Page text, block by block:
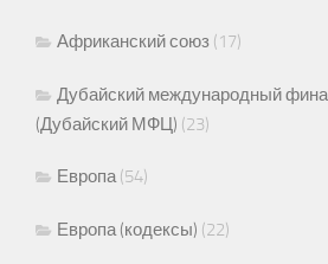
Африканский союз (17)
Дубайский международный
(Дубайский МФЦ) (23)
Европа(54)
Европа (кодексы) (22)